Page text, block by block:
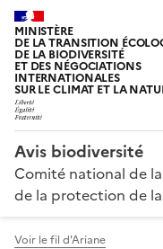
MINISTÈRE
DE LA TRANSITION
DE LA BIODIVERSITÉ
ET DES NÉGOCIATIONS
INTERNATIONALES
SUR LE CLIMAT ET LA
Avis biodiversité
Comité national de
de la protection de
Voir le fil d'Ariane